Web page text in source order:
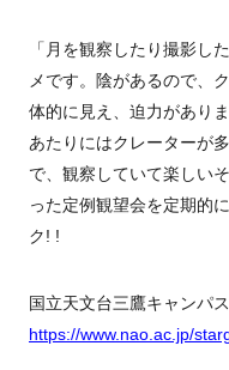
「月を観察したり撮影し
メです。陰があるので、
体的に見え、迫力があり
あたりにはクレーターが
で、観察していて楽しい
った定例観望会を定期的
ク! !
国立天文台三鷹キャンパ
https://www.nao.ac.jp/